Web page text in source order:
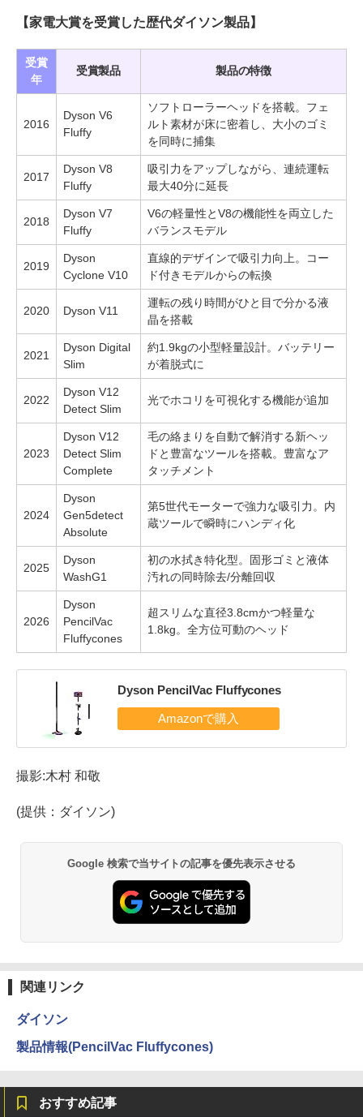
【家電大賞を受賞した歴代ダイソン製品】
受賞
年
受賞製品 製品の特徴
2016
Dyson V6
Fluffy
ソフトローラーヘッドを搭載。フェ
ルト素材が床に密着し、大小のゴミ
を同時に捕集
2017
Dyson V8
Fluffy
吸引力をアップしながら、連続運転
最大40分に延長
2018
Dyson V7
Fluffy
V6の軽量性とV8の機能性を両立した
バランスモデル
2019
Dyson
Cyclone V10
直線的デザインで吸引力向上。コー
ド付きモデルからの転換
2020 Dyson V11
運転の残り時間がひと目で分かる液
晶を搭載
2021
Dyson Digital
Slim
約1.9kgの小型軽量設計。バッテリー
が着脱式に
2022
Dyson V12
Detect Slim
光でホコリを可視化する機能が追加
2023
Dyson V12
Detect Slim
Complete
毛の絡まりを自動で解消する新ヘッ
ドと豊富なツールを搭載。豊富なア
タッチメント
2024
Dyson
Gen5detect
Absolute
第5世代モーターで強力な吸引力。内
蔵ツールで瞬時にハンディ化
2025
Dyson
WashG1
初の水拭き特化型。固形ゴミと液体
汚れの同時除去/分離回収
2026
Dyson
PencilVac
Fluffycones
超スリムな直径3.8cmかつ軽量な
1.8kg。全方位可動のヘッド
Dyson PencilVac Fluffycones
撮影:木村 和敬
(提供：ダイソン)
Google 検索で当サイトの記事を優先表示させる
関連リンク
ダイソン
製品情報(PencilVac Fluffycones)
おすすめ記事